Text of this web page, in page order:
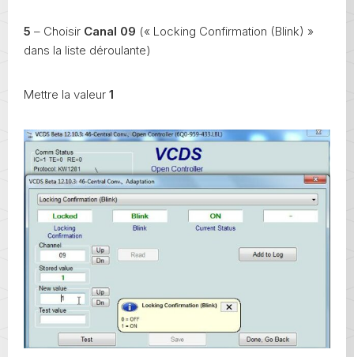
5 – Choisir Canal 09 (« Locking Confirmation (Blink) »
dans la liste déroulante)
Mettre la valeur 1